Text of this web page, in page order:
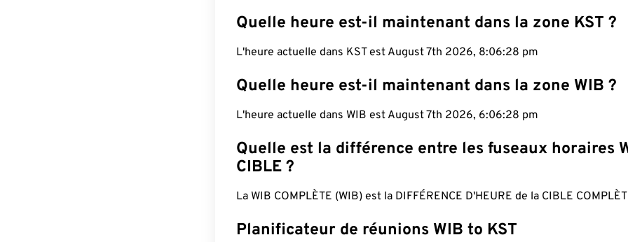
Quelle heure est-il maintenant dans la zone KST ?
L'heure actuelle dans KST est August 7th 2026, 8:06:29 pm
Quelle heure est-il maintenant dans la zone WIB ?
L'heure actuelle dans WIB est August 7th 2026, 6:06:29 pm
Quelle est la différence entre les fuseaux horaires
CIBLE ?
La WIB COMPLÈTE (WIB) est la DIFFÉRENCE D'HEURE de la CIBLE
Planificateur de réunions WIB to KST